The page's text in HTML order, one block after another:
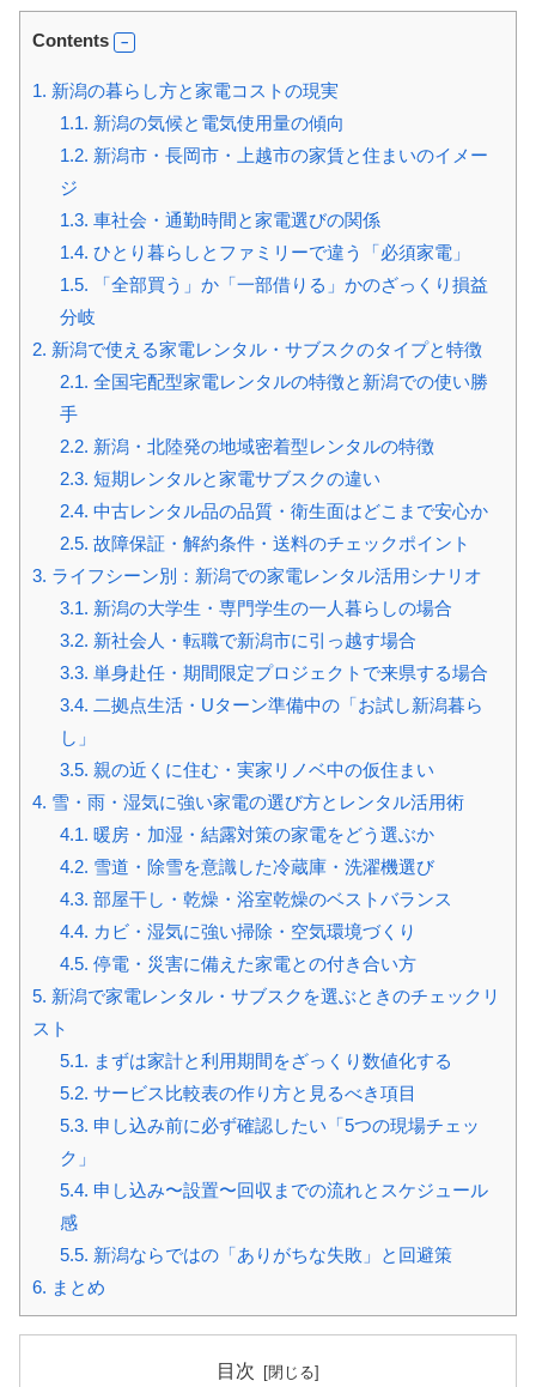
Contents
1. 新潟の暮らし方と家電コストの現実
1.1. 新潟の気候と電気使用量の傾向
1.2. 新潟市・長岡市・上越市の家賃と住まいのイメー
ジ
1.3. 車社会・通勤時間と家電選びの関係
1.4. ひとり暮らしとファミリーで違う「必須家電」
1.5. 「全部買う」か「一部借りる」かのざっくり損益
分岐
2. 新潟で使える家電レンタル・サブスクのタイプと特徴
2.1. 全国宅配型家電レンタルの特徴と新潟での使い勝
手
2.2. 新潟・北陸発の地域密着型レンタルの特徴
2.3. 短期レンタルと家電サブスクの違い
2.4. 中古レンタル品の品質・衛生面はどこまで安心か
2.5. 故障保証・解約条件・送料のチェックポイント
3. ライフシーン別：新潟での家電レンタル活用シナリオ
3.1. 新潟の大学生・専門学生の一人暮らしの場合
3.2. 新社会人・転職で新潟市に引っ越す場合
3.3. 単身赴任・期間限定プロジェクトで来県する場合
3.4. 二拠点生活・Uターン準備中の「お試し新潟暮ら
し」
3.5. 親の近くに住む・実家リノベ中の仮住まい
4. 雪・雨・湿気に強い家電の選び方とレンタル活用術
4.1. 暖房・加湿・結露対策の家電をどう選ぶか
4.2. 雪道・除雪を意識した冷蔵庫・洗濯機選び
4.3. 部屋干し・乾燥・浴室乾燥のベストバランス
4.4. カビ・湿気に強い掃除・空気環境づくり
4.5. 停電・災害に備えた家電との付き合い方
5. 新潟で家電レンタル・サブスクを選ぶときのチェックリ
スト
5.1. まずは家計と利用期間をざっくり数値化する
5.2. サービス比較表の作り方と見るべき項目
5.3. 申し込み前に必ず確認したい「5つの現場チェッ
ク」
5.4. 申し込み〜設置〜回収までの流れとスケジュール
感
5.5. 新潟ならではの「ありがちな失敗」と回避策
6. まとめ
目次